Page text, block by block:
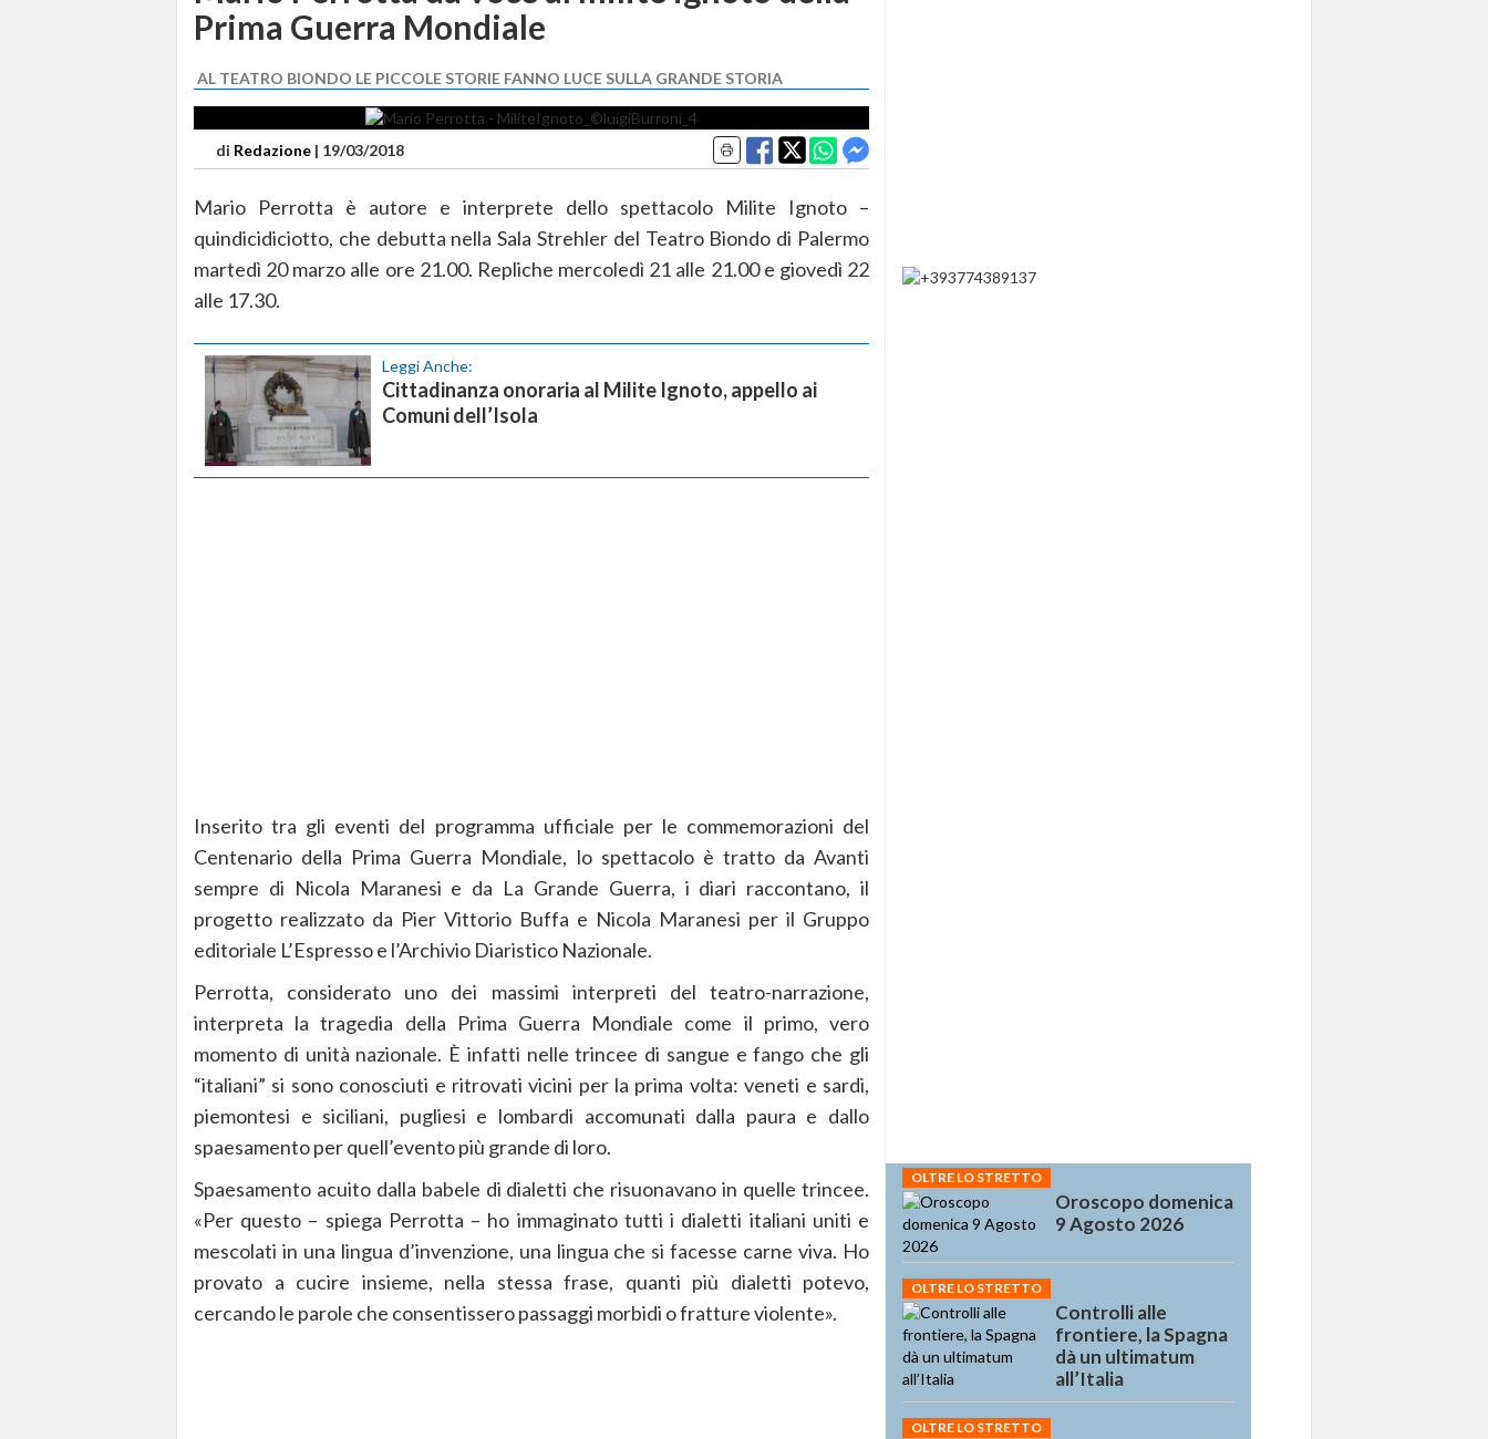
Prima Guerra Mondiale
AL TEATRO BIONDO LE PICCOLE STORIE FANNO LUCE SULLA GRANDE STORIA
di Redazione | 19/03/2018
Mario Perrotta è autore e interprete dello spettacolo Milite Ignoto –
quindicidiciotto, che debutta nella Sala Strehler del Teatro Biondo di Palermo
martedì 20 marzo alle ore 21.00. Repliche mercoledì 21 alle 21.00 e giovedì 22
alle 17.30.
Leggi Anche:
Cittadinanza onoraria al Milite Ignoto, appello ai
Comuni dell’Isola
Inserito tra gli eventi del programma ufficiale per le commemorazioni del
Centenario della Prima Guerra Mondiale, lo spettacolo è tratto da Avanti
sempre di Nicola Maranesi e da La Grande Guerra, i diari raccontano, il
progetto realizzato da Pier Vittorio Buffa e Nicola Maranesi per il Gruppo
editoriale L’Espresso e l’Archivio Diaristico Nazionale.
Perrotta, considerato uno dei massimi interpreti del teatro-narrazione,
interpreta la tragedia della Prima Guerra Mondiale come il primo, vero
momento di unità nazionale. È infatti nelle trincee di sangue e fango che gli
“italiani” si sono conosciuti e ritrovati vicini per la prima volta: veneti e sardi,
piemontesi e siciliani, pugliesi e lombardi accomunati dalla paura e dallo
spaesamento per quell’evento più grande di loro.
Spaesamento acuito dalla babele di dialetti che risuonavano in quelle trincee.
«Per questo – spiega Perrotta – ho immaginato tutti i dialetti italiani uniti e
mescolati in una lingua d’invenzione, una lingua che si facesse carne viva. Ho
provato a cucire insieme, nella stessa frase, quanti più dialetti potevo,
cercando le parole che consentissero passaggi morbidi o fratture violente».
OLTRE LO STRETTO
Oroscopo domenica
9 Agosto 2026
OLTRE LO STRETTO
Controlli alle
frontiere, la Spagna
dà un ultimatum
all’Italia
OLTRE LO STRETTO